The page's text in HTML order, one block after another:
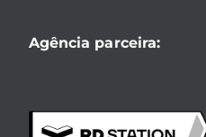
Agência parceira: